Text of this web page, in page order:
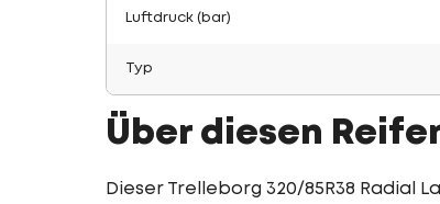
Luftdruck (bar)
Typ
Über diesen
Dieser Trelleborg 320/85R38